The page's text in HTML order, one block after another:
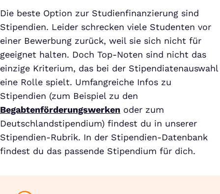
Die beste Option zur Studienfinanzierung sind
Stipendien. Leider schrecken viele Studenten vor
einer Bewerbung zurück, weil sie sich nicht für
geeignet halten. Doch Top-Noten sind nicht das
einzige Kriterium, das bei der Stipendiatenauswahl
eine Rolle spielt. Umfangreiche Infos zu
Stipendien (zum Beispiel zu den
Begabtenförderungswerken oder zum
Deutschlandstipendium) findest du in unserer
Stipendien-Rubrik. In der Stipendien-Datenbank
findest du das passende Stipendium für dich.